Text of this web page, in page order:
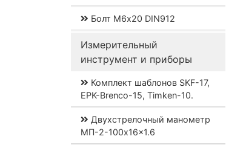
Болт М6х20 DIN912
Измерительный
инструмент и приборы
Комплект шаблонов SKF-17,
EPK-Brenco-15, Timken-10.
Двухстрелочный манометр
МП-2-100x16x1.6